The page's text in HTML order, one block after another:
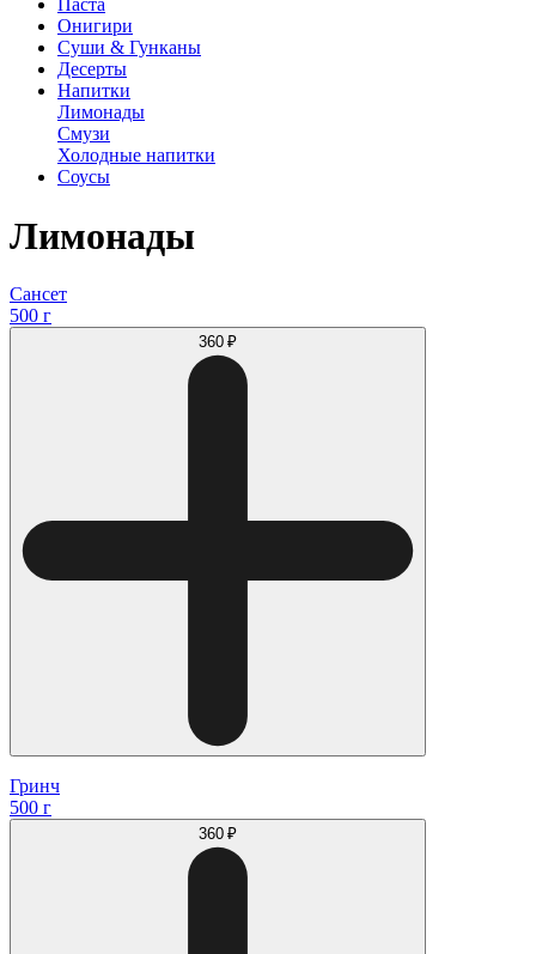
Паста
Онигири
Суши & Гунканы
Десерты
Напитки
Лимонады
Смузи
Холодные напитки
Соусы
Лимонады
Сансет
500 г
360 ₽
Гринч
500 г
360 ₽